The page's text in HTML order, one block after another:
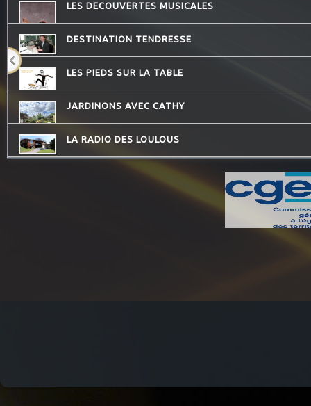
LES DECOUVERTES MUSICALES
DESTINATION TENDRESSE
LES PIEDS SUR LA TABLE
JARDINONS AVEC CATHY
LA RADIO DES LOULOUS